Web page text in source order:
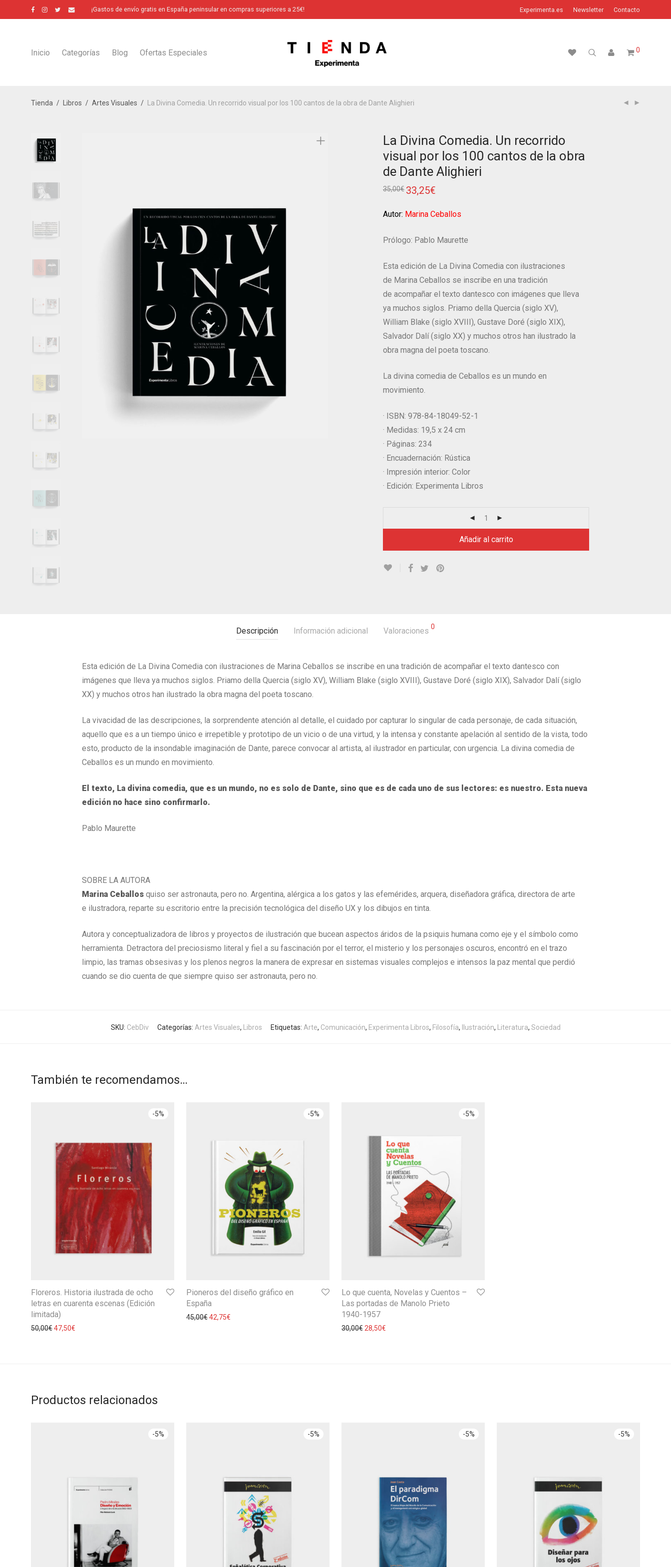
¡Gastos de envío gratis en España peninsular en compras superiores a 25€! Experimenta.es Newsletter Contacto
Inicio Categorías Blog Ofertas Especiales 0
Tienda / Libros / Artes Visuales / La Divina Comedia. Un recorrido visual por los 100 cantos de la obra de Dante Alighieri
La Divina Comedia. Un recorrido
visual por los 100 cantos de la obra
de Dante Alighieri
35,00€ 33,25€
Autor: Marina Ceballos
Prólogo: Pablo Maurette
Esta edición de La Divina Comedia con ilustraciones
de Marina Ceballos se inscribe en una tradición
de acompañar el texto dantesco con imágenes que lleva
ya muchos siglos. Priamo della Quercia (siglo XV),
William Blake (siglo XVIII), Gustave Doré (siglo XIX),
Salvador Dalí (siglo XX) y muchos otros han ilustrado la
obra magna del poeta toscano.
La divina comedia de Ceballos es un mundo en
movimiento.
· ISBN: 978-84-18049-52-1
· Medidas: 19,5 x 24 cm
· Páginas: 234
· Encuadernación: Rústica
· Impresión interior: Color
· Edición: Experimenta Libros
Añadir al carrito
Descripción Información adicional Valoraciones 0
Esta edición de La Divina Comedia con ilustraciones de Marina Ceballos se inscribe en una tradición de acompañar el texto dantesco con
imágenes que lleva ya muchos siglos. Priamo della Quercia (siglo XV), William Blake (siglo XVIII), Gustave Doré (siglo XIX), Salvador Dalí (siglo
XX) y muchos otros han ilustrado la obra magna del poeta toscano.
La vivacidad de las descripciones, la sorprendente atención al detalle, el cuidado por capturar lo singular de cada personaje, de cada situación,
aquello que es a un tiempo único e irrepetible y prototipo de un vicio o de una virtud, y la intensa y constante apelación al sentido de la vista, todo
esto, producto de la insondable imaginación de Dante, parece convocar al artista, al ilustrador en particular, con urgencia. La divina comedia de
Ceballos es un mundo en movimiento.
El texto, La divina comedia, que es un mundo, no es solo de Dante, sino que es de cada uno de sus lectores: es nuestro. Esta nueva
edición no hace sino confirmarlo.
Pablo Maurette
SOBRE LA AUTORA
Marina Ceballos quiso ser astronauta, pero no. Argentina, alérgica a los gatos y las efemérides, arquera, diseñadora gráfica, directora de arte
e ilustradora, reparte su escritorio entre la precisión tecnológica del diseño UX y los dibujos en tinta.
Autora y conceptualizadora de libros y proyectos de ilustración que bucean aspectos áridos de la psiquis humana como eje y el símbolo como
herramienta. Detractora del preciosismo literal y fiel a su fascinación por el terror, el misterio y los personajes oscuros, encontró en el trazo
limpio, las tramas obsesivas y los plenos negros la manera de expresar en sistemas visuales complejos e intensos la paz mental que perdió
cuando se dio cuenta de que siempre quiso ser astronauta, pero no.
SKU: CebDiv Categorías: Artes Visuales, Libros Etiquetas: Arte, Comunicación, Experimenta Libros, Filosofía, Ilustración, Literatura, Sociedad
También te recomendamos…
-5%
Floreros. Historia ilustrada de ocho
letras en cuarenta escenas (Edición
limitada)
50,00€47,50€
-5%
Pioneros del diseño gráfico en
España
45,00€42,75€
-5%
Lo que cuenta, Novelas y Cuentos –
Las portadas de Manolo Prieto
1940-1957
30,00€ 28,50€
Productos relacionados
-5% -5% -5% -5%